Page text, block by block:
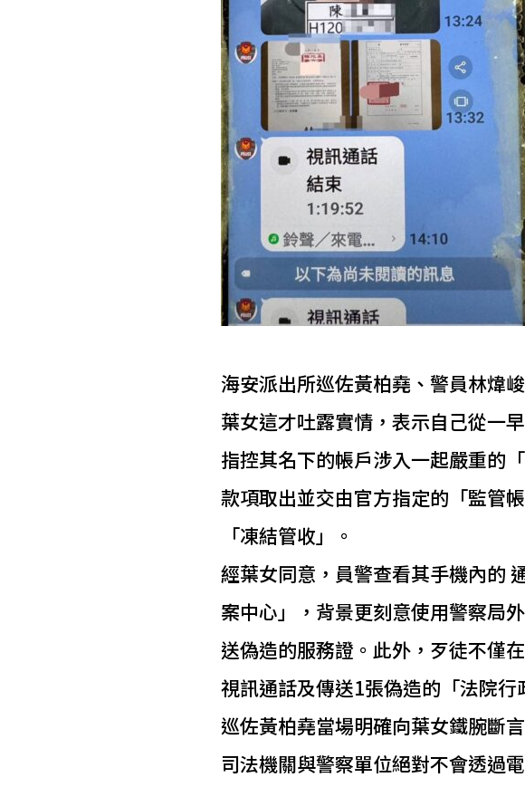
海安派出所巡佐黃柏堯、警員林煒
葉女這才吐露實情，表示自己從一
指控其名下的帳戶涉入一起嚴重的
款項取出並交由官方指定的「監管
「凍結管收」。
經葉女同意，員警查看其手機內的
案中心」，背景更刻意使用警察局
送偽造的服務證。此外，歹徒不僅
視訊通話及傳送1張偽造的「法院
巡佐黃柏堯當場明確向葉女鐵腕斷
司法機關與警察單位絕對不會透過